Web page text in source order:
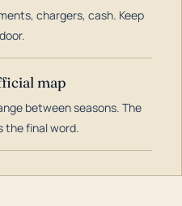
chargers, cash. Keep
map
between seasons. The
the final word.